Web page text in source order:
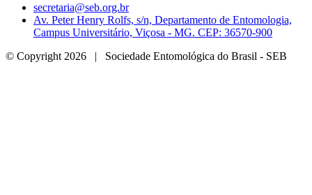
secretaria@seb.org.br
Av. Peter Henry Rolfs, s/n, Departamento de Entomologia,
Campus Universitário, Viçosa - MG. CEP: 36570-900
© Copyright 2026 | Sociedade Entomológica do Brasil - SEB